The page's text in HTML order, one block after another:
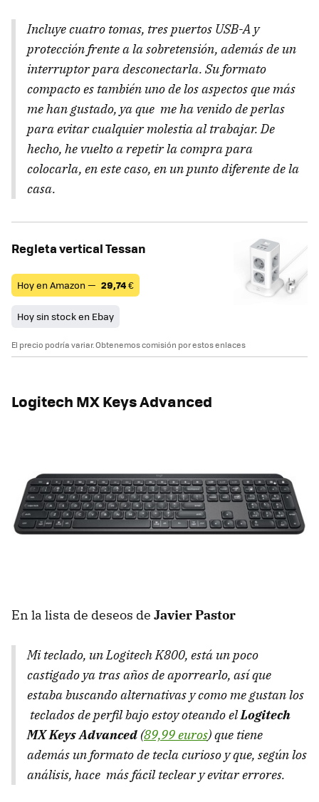
Incluye cuatro tomas, tres puertos USB-A y
protección frente a la sobretensión, además de un
interruptor para desconectarla. Su formato
compacto es también uno de los aspectos que más
me han gustado, ya que me ha venido de perlas
para evitar cualquier molestia al trabajar. De
hecho, he vuelto a repetir la compra para
colocarla, en este caso, en un punto diferente de la
casa.
Regleta vertical Tessan
Hoy en Amazon — 29,74€
Hoy sin stock en Ebay
El precio podría variar. Obtenemos comisión por estos enlaces
Logitech MX Keys Advanced
En la lista de deseos de Javier Pastor
Mi teclado, un Logitech K800, está un poco
castigado ya tras años de aporrearlo, así que
estaba buscando alternativas y como me gustan los
teclados de perfil bajo estoy oteando elLogitech
MX Keys Advanced (89,99 euros) que tiene
además un formato de tecla curioso y que, según los
análisis, hace más fácil teclear y evitar errores.